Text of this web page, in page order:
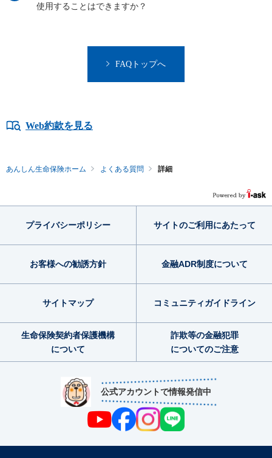
使用することはできますか？
FAQトップへ
Web約款を見る
あんしん生命保険ホーム よくある質問 詳細
公式アカウントで情報発信中
プライバシーポリシー サイトのご利用にあたって
お客様への勧誘方針 金融ADR制度について
サイトマップ コミュニティガイドライン
生命保険契約者保護機構
について
詐欺等の金融犯罪
についてのご注意